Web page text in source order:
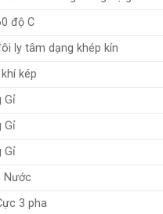
độ C
ly tâm dạng khép kín
kép
Gỉ
Gỉ
Gỉ
Nước
3 pha